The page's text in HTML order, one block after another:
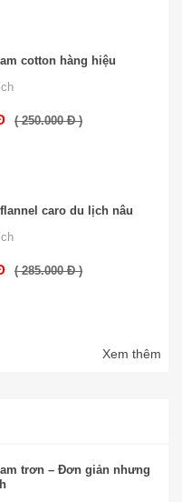
cotton hàng hiệu
( 250.000 Đ )
caro du lịch nâu
( 285.000 Đ )
Xem thêm
trơn – Đơn giản nhưng